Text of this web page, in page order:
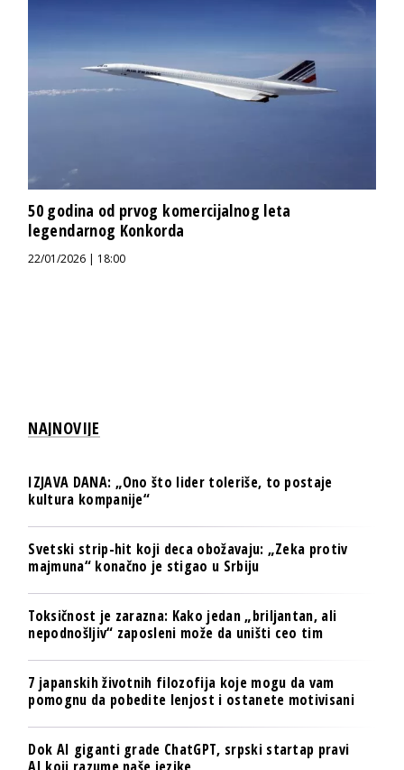
50 godina od prvog komercijalnog leta
legendarnog Konkorda
22/01/2026 | 18:00
NAJNOVIJE
IZJAVA DANA: „Ono što lider toleriše, to postaje
kultura kompanije“
Svetski strip-hit koji deca obožavaju: „Zeka protiv
majmuna“ konačno je stigao u Srbiju
Toksičnost je zarazna: Kako jedan „briljantan, ali
nepodnošljiv“ zaposleni može da uništi ceo tim
7 japanskih životnih filozofija koje mogu da vam
pomognu da pobedite lenjost i ostanete motivisani
Dok AI giganti grade ChatGPT, srpski startap pravi